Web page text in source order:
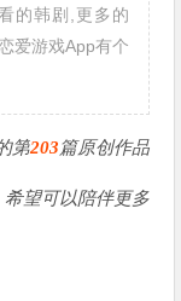
的韩剧,更多的
爱游戏App有个
第203篇原创作品
希望可以陪伴更多